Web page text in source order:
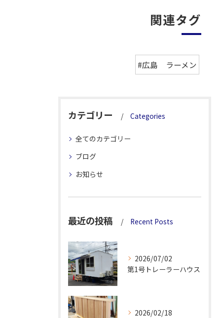
関連タグ
#広島 ラーメン
カテゴリー Categories
全てのカテゴリー
ブログ
お知らせ
最近の投稿 Recent Posts
2026/07/02
第1号トレーラーハウス
2026/02/18